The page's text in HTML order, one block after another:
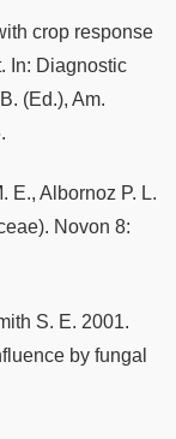
crop response
In: Diagnostic
(Ed.), Am.
E., Albornoz P. L.
Novon 8:
S. E. 2001.
by fungal